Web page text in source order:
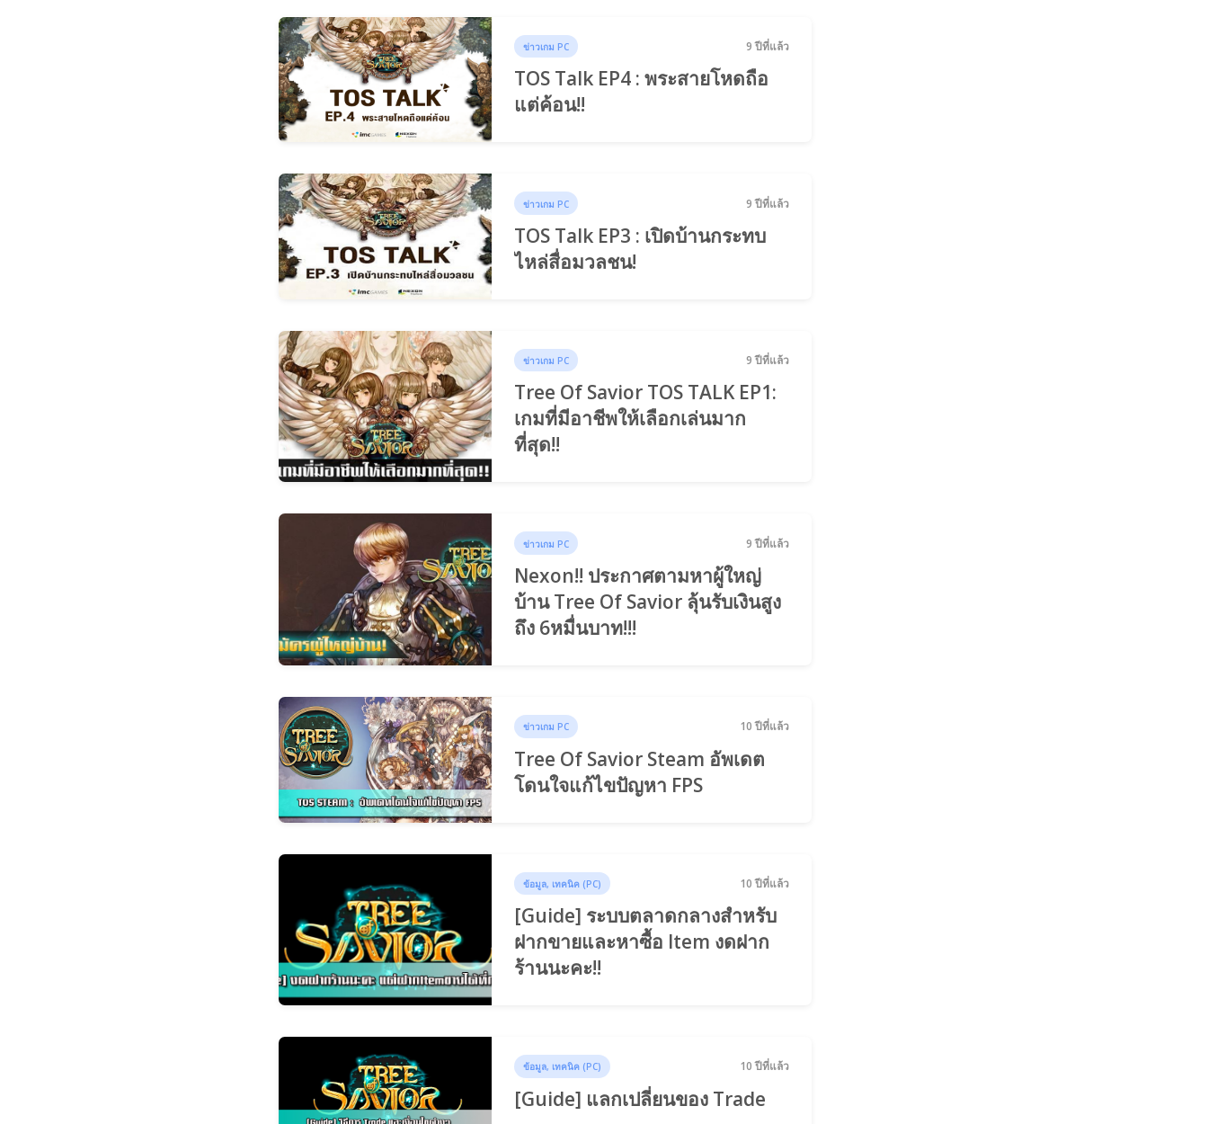
ข่าวเกม PC 9 ปีที่แล้ว
TOS Talk EP4 : พระสายโหดถือ
แต่ค้อน!!
ข่าวเกม PC 9 ปีที่แล้ว
TOS Talk EP3 : เปิดบ้านกระทบ
ไหล่สื่อมวลชน!
ข่าวเกม PC 9 ปีที่แล้ว
Tree Of Savior TOS TALK EP1:
เกมที่มีอาชีพให้เลือกเล่นมาก
ที่สุด!!
ข่าวเกม PC 9 ปีที่แล้ว
Nexon!! ประกาศตามหาผู้ใหญ่
บ้าน Tree Of Savior ลุ้นรับเงินสูง
ถึง 6หมื่นบาท!!!
ข่าวเกม PC 10 ปีที่แล้ว
Tree Of Savior Steam อัพเดต
โดนใจแก้ไขปัญหา FPS
ข้อมูล, เทคนิค (PC) 10 ปีที่แล้ว
[Guide] ระบบตลาดกลางสำหรับ
ฝากขายและหาซื้อ Item งดฝาก
ร้านนะคะ!!
ข้อมูล, เทคนิค (PC) 10 ปีที่แล้ว
[Guide] แลกเปลี่ยนของ Trade